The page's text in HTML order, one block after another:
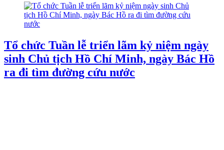
Tổ chức Tuần lễ triển lãm kỷ niệm ngày
sinh Chủ tịch Hồ Chí Minh, ngày Bác Hồ
ra đi tìm đường cứu nước